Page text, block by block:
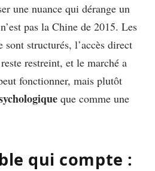
une nuance qui dérange un
pas la Chine de 2015. Les
sont structurés, l’accès direct
restreint, et le marché a
fonctionner, mais plutôt
que comme une
qui compte :